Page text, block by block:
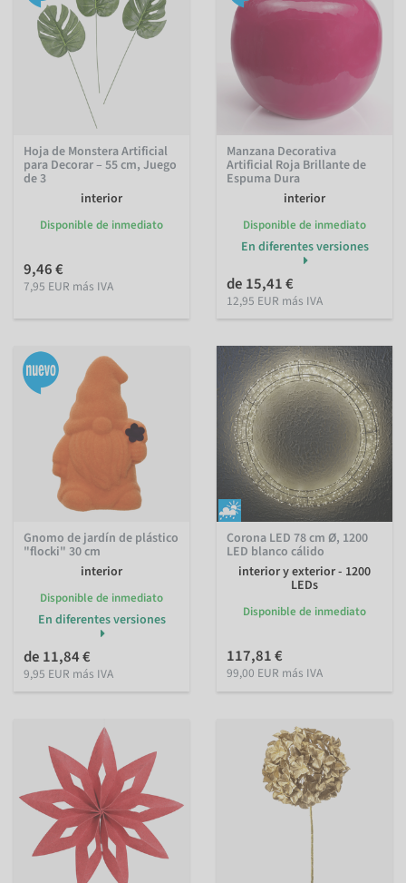
Hoja de Monstera Artificial
para Decorar – 55 cm, Juego
de 3
interior
Disponible de inmediato
9,46 €
7,95 EUR más IVA
Manzana Decorativa
Artificial Roja Brillante de
Espuma Dura
interior
Disponible de inmediato
En diferentes versiones
de 15,41 €
12,95 EUR más IVA
Gnomo de jardín de plástico
"flocki" 30 cm
interior
Disponible de inmediato
En diferentes versiones
de 11,84 €
9,95 EUR más IVA
Corona LED 78 cm Ø, 1200
LED blanco cálido
interior y exterior - 1200
LEDs
Disponible de inmediato
117,81 €
99,00 EUR más IVA